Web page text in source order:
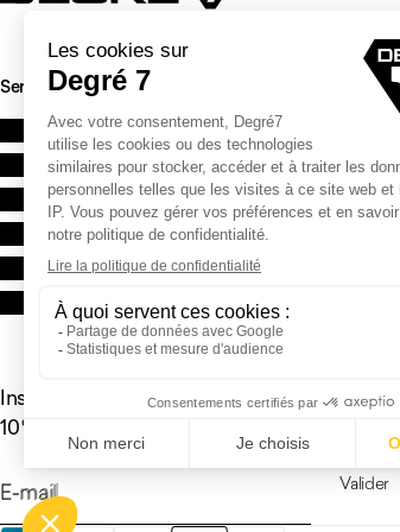
Inscrivez-vous à la newsletter et bénéficiez de
10 % sur votre première commande
E-mail Valider
Service clients
Contactez-nous
Qualité et garantie
Livraison & retours
Revendeurs